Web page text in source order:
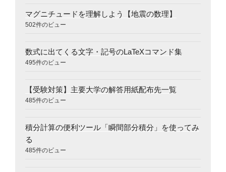
マグニチュードを理解しよう【地震の数理】
502件のビュー
数式に出てくる文字・記号のLaTeXコマンド集
495件のビュー
【受験対策】主要大学の解答用紙配布先一覧
485件のビュー
積分計算の便利ツール「瞬間部分積分」を使ってみ
る
485件のビュー